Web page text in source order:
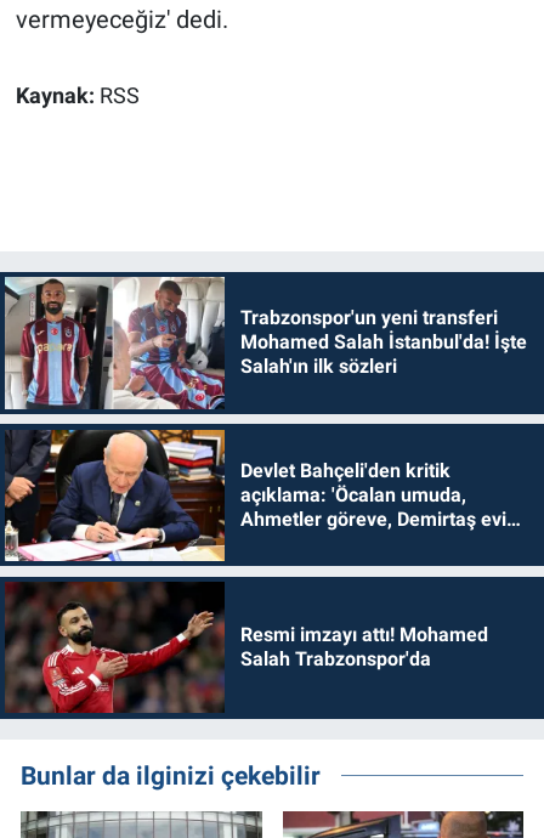
vermeyeceğiz' dedi.
Kaynak: RSS
Trabzonspor'un yeni transferi
Mohamed Salah İstanbul'da! İşte
Salah'ın ilk sözleri
Devlet Bahçeli'den kritik
açıklama: 'Öcalan umuda,
Ahmetler göreve, Demirtaş evine
Resmi imzayı attı! Mohamed
Salah Trabzonspor'da
Bunlar da ilginizi çekebilir